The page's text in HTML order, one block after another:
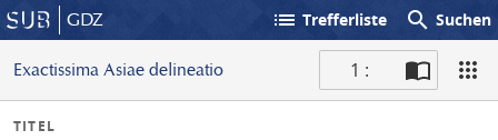
GDZ list Trefferliste search Suchen
Exactissima Asiae delineatio 1 :
I
TITEL